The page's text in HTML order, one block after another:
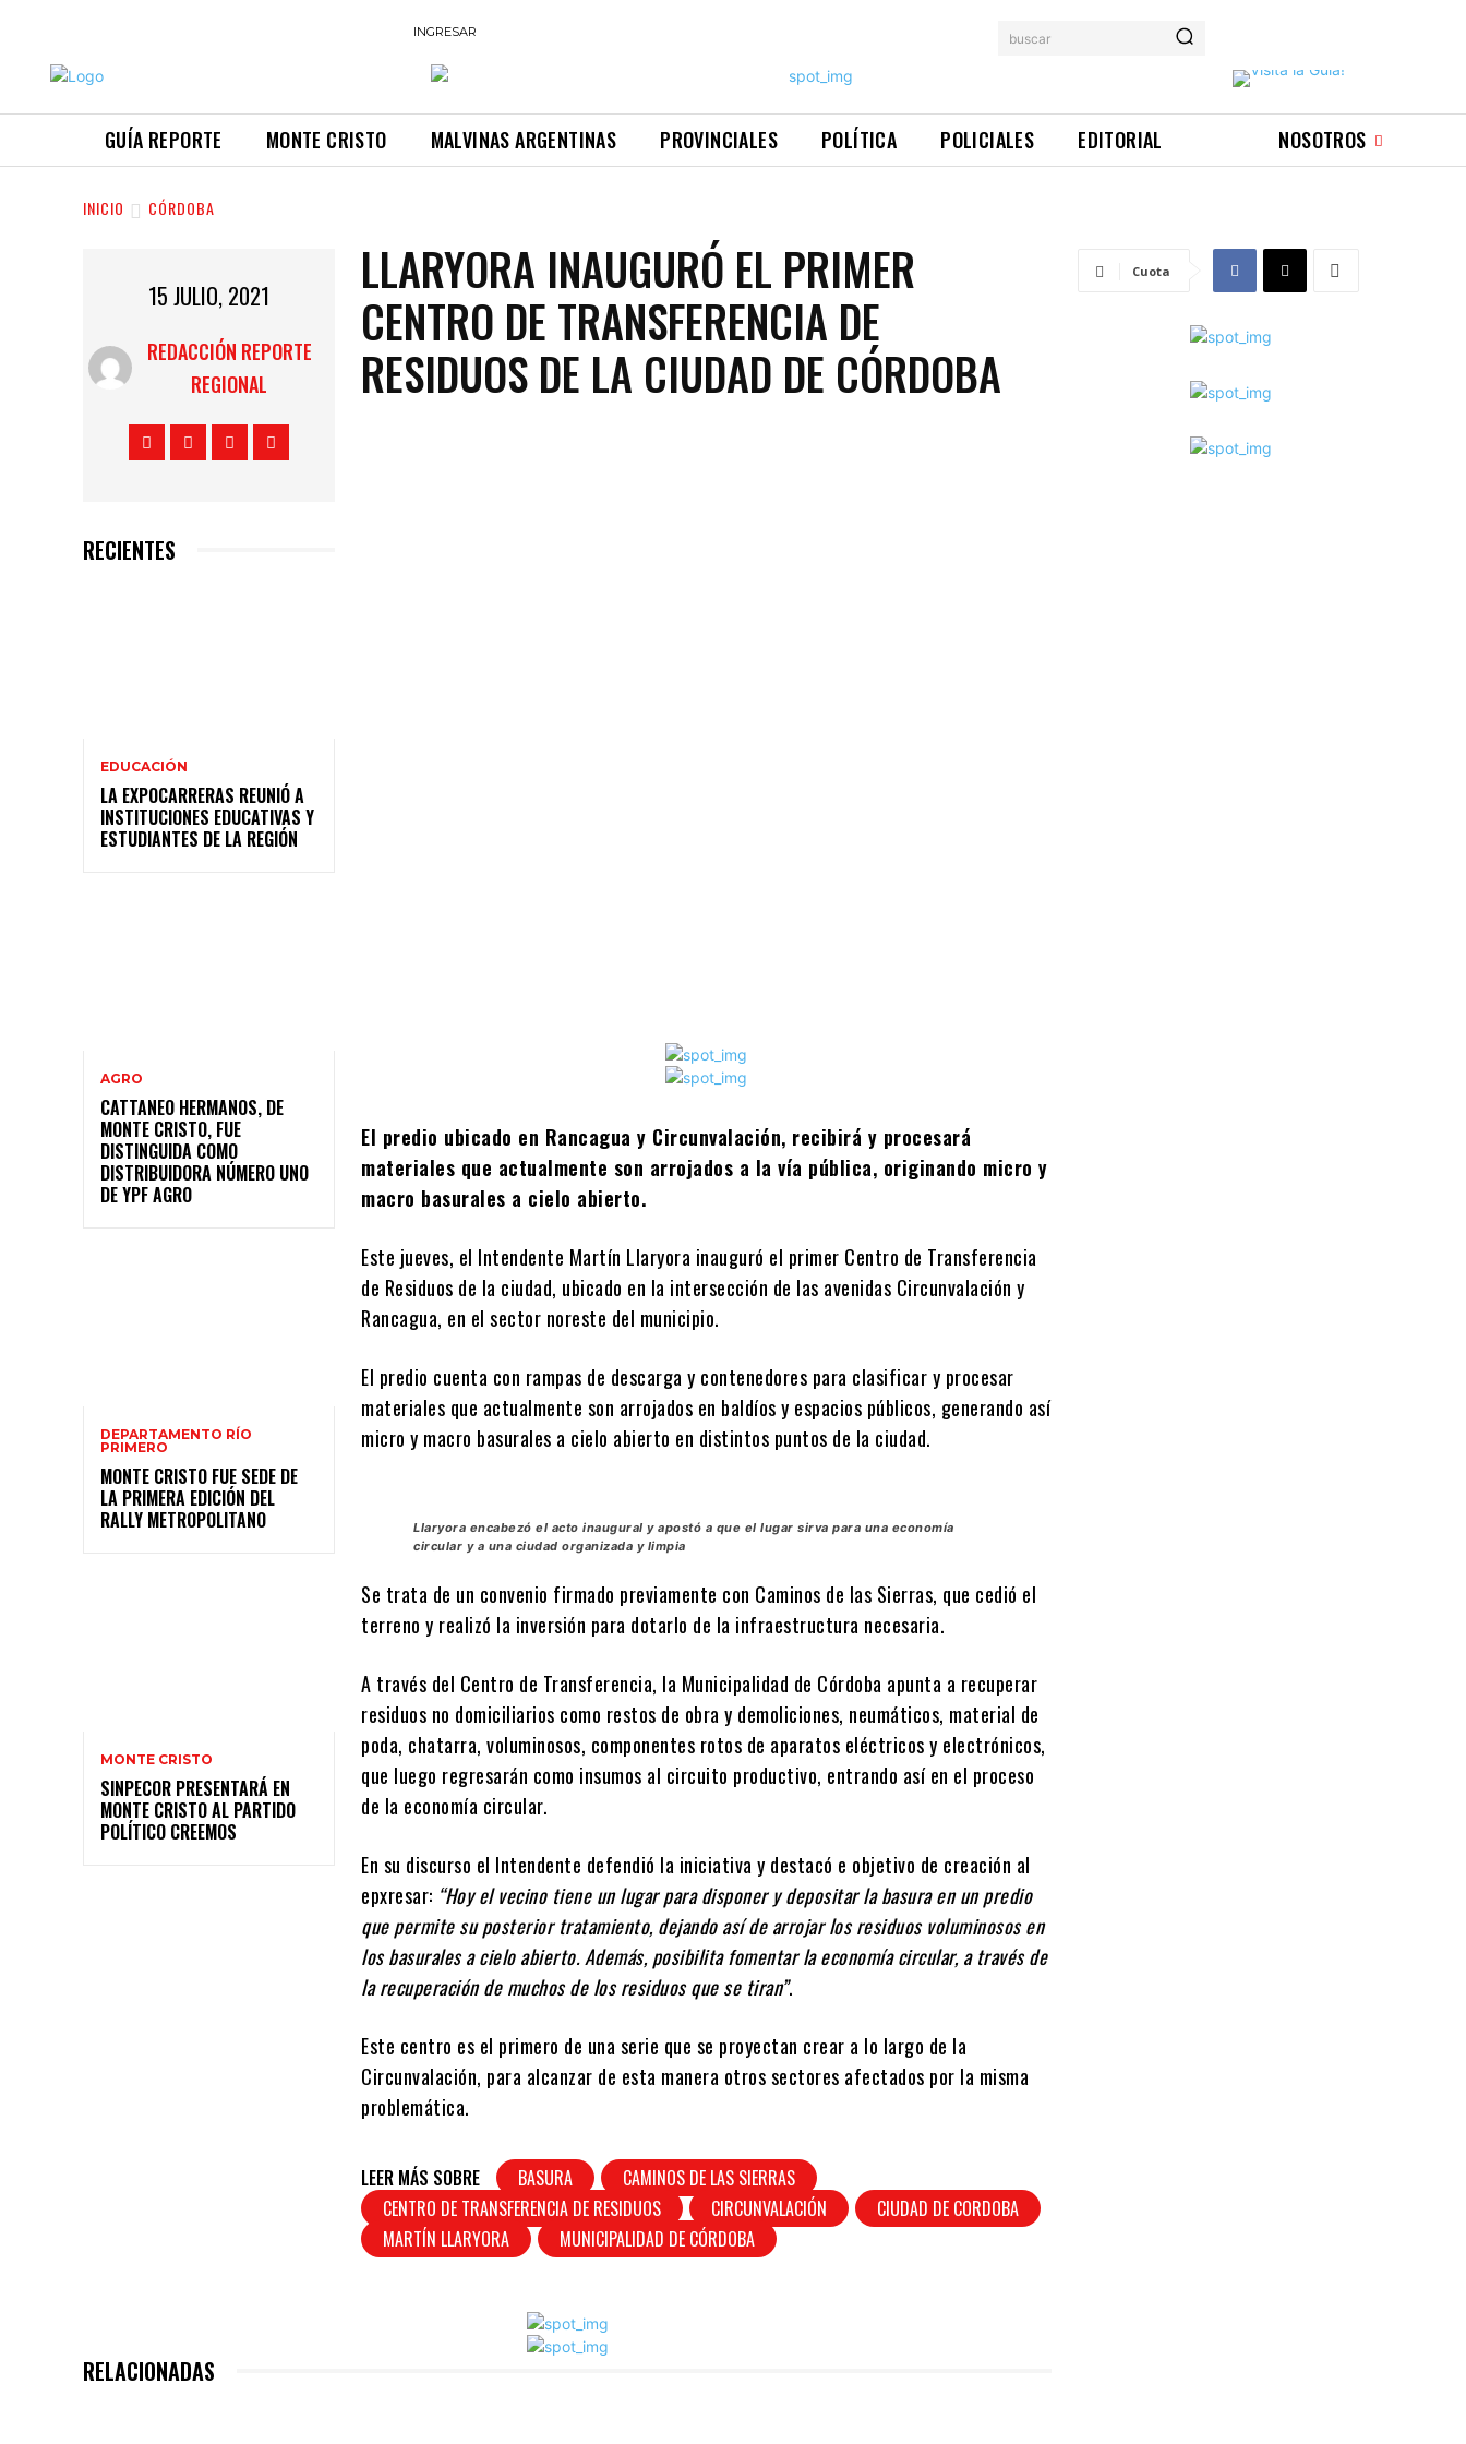
INGRESAR buscar
GUÍA REPORTE MONTE CRISTO MALVINAS ARGENTINAS PROVINCIALES POLÍTICA POLICIALES EDITORIAL NOSOTROS
INICIO CÓRDOBA
15 JULIO, 2021
REDACCIÓN REPORTE
REGIONAL
RECIENTES
EDUCACIÓN
LA EXPOCARRERAS REUNIÓ A
INSTITUCIONES EDUCATIVAS Y
ESTUDIANTES DE LA REGIÓN
AGRO
CATTANEO HERMANOS, DE
MONTE CRISTO, FUE
DISTINGUIDA COMO
DISTRIBUIDORA NÚMERO UNO
DE YPF AGRO
DEPARTAMENTO RÍO
PRIMERO
MONTE CRISTO FUE SEDE DE
LA PRIMERA EDICIÓN DEL
RALLY METROPOLITANO
MONTE CRISTO
SINPECOR PRESENTARÁ EN
MONTE CRISTO AL PARTIDO
POLÍTICO CREEMOS
LLARYORA INAUGURÓ EL PRIMER
CENTRO DE TRANSFERENCIA DE
RESIDUOS DE LA CIUDAD DE CÓRDOBA
El predio ubicado en Rancagua y Circunvalación, recibirá y procesará
materiales que actualmente son arrojados a la vía pública, originando micro y
macro basurales a cielo abierto.
Este jueves, el Intendente Martín Llaryora inauguró el primer Centro de Transferencia
de Residuos de la ciudad, ubicado en la intersección de las avenidas Circunvalación y
Rancagua, en el sector noreste del municipio.
El predio cuenta con rampas de descarga y contenedores para clasificar y procesar
materiales que actualmente son arrojados en baldíos y espacios públicos, generando así
micro y macro basurales a cielo abierto en distintos puntos de la ciudad.
Llaryora encabezó el acto inaugural y apostó a que el lugar sirva para una economía
circular y a una ciudad organizada y limpia
Se trata de un convenio firmado previamente con Caminos de las Sierras, que cedió el
terreno y realizó la inversión para dotarlo de la infraestructura necesaria.
A través del Centro de Transferencia, la Municipalidad de Córdoba apunta a recuperar
residuos no domiciliarios como restos de obra y demoliciones, neumáticos, material de
poda, chatarra, voluminosos, componentes rotos de aparatos eléctricos y electrónicos,
que luego regresarán como insumos al circuito productivo, entrando así en el proceso
de la economía circular.
En su discurso el Intendente defendió la iniciativa y destacó e objetivo de creación al
epxresar: “Hoy el vecino tiene un lugar para disponer y depositar la basura en un predio
que permite su posterior tratamiento, dejando así de arrojar los residuos voluminosos en
los basurales a cielo abierto. Además, posibilita fomentar la economía circular, a través de
la recuperación de muchos de los residuos que se tiran”.
Este centro es el primero de una serie que se proyectan crear a lo largo de la
Circunvalación, para alcanzar de esta manera otros sectores afectados por la misma
problemática.
LEER MÁS SOBRE BASURA
CAMINOS DE LAS SIERRAS
CENTRO DE TRANSFERENCIA DE RESIDUOS
CIRCUNVALACIÓN
CIUDAD DE CORDOBA
MARTÍN LLARYORA
MUNICIPALIDAD DE CÓRDOBA
RELACIONADAS
Cuota